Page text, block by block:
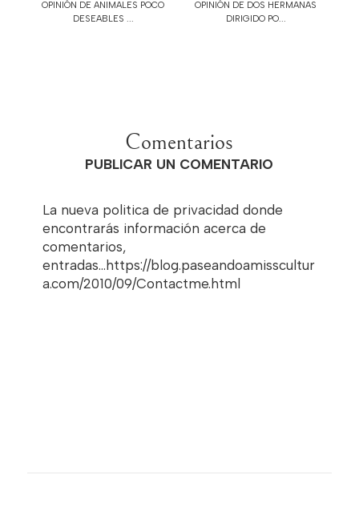
OPINIÓN DE ANIMALES POCO
DESEABLES ...
OPINIÓN DE DOS HERMANAS
DIRIGIDO PO...
Comentarios
PUBLICAR UN COMENTARIO
La nueva politica de privacidad donde
encontrarás información acerca de
comentarios,
entradas...https://blog.paseandoamisscultur
a.com/2010/09/Contactme.html